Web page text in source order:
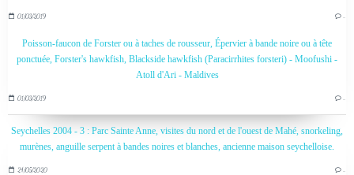
01/03/2019 …
Poisson-faucon de Forster ou à taches de rousseur, Épervier à bande noire ou à tête
ponctuée, Forster's hawkfish, Blackside hawkfish (Paracirrhites forsteri) - Moofushi -
Atoll d'Ari - Maldives
01/03/2019 …
Seychelles 2004 - 3 : Parc Sainte Anne, visites du nord et de l'ouest de Mahé, snorkeling,
murènes, anguille serpent à bandes noires et blanches, ancienne maison seychelloise.
24/05/2020 …